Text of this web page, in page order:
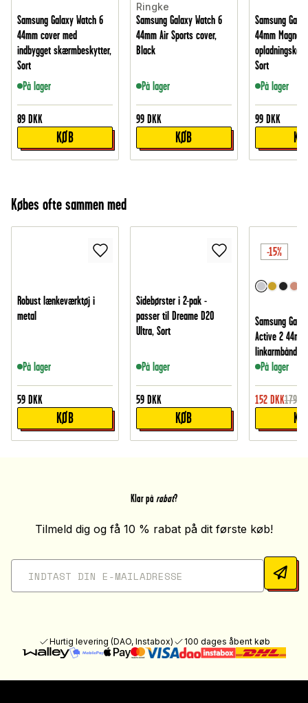
Samsung Galaxy Watch 6
44mm cover med
indbygget skærmbeskytter,
Sort
På lager
89 DKK
KØB
Ringke
Samsung Galaxy Watch 6
44mm Air Sports cover,
Black
På lager
99 DKK
KØB
Samsung
44mm
Sort
På lager
99 DKK
Købes ofte sammen med
Robust lænkeværktøj i
metal
På lager
59 DKK
KØB
Sidebørster i 2-pak -
passer til Dreame D20
Ultra, Sort
På lager
59 DKK
KØB
-15%
Samsung
Active 2
linkarmbånd i
På lager
152 DKK179
Klar på rabat?
Tilmeld dig og få 10 % rabat på dit første køb!
Hurtig levering (DAO, Instabox) 100 dages åbent køb